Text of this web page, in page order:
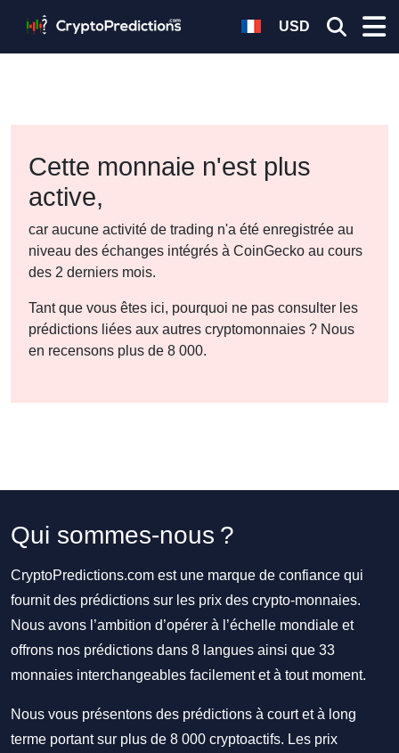
USD
Cette monnaie n'est plus
active,
car aucune activité de trading n'a été enregistrée au
niveau des échanges intégrés à CoinGecko au cours
des 2 derniers mois.
Tant que vous êtes ici, pourquoi ne pas consulter les
prédictions liées aux autres cryptomonnaies ? Nous
en recensons plus de 8 000.
Qui sommes-nous ?
CryptoPredictions.com est une marque de confiance qui
fournit des prédictions sur les prix des crypto-monnaies.
Nous avons l’ambition d’opérer à l’échelle mondiale et
offrons nos prédictions dans 8 langues ainsi que 33
monnaies interchangeables facilement et à tout moment.
Nous vous présentons des prédictions à court et à long
terme portant sur plus de 8 000 cryptoactifs. Les prix